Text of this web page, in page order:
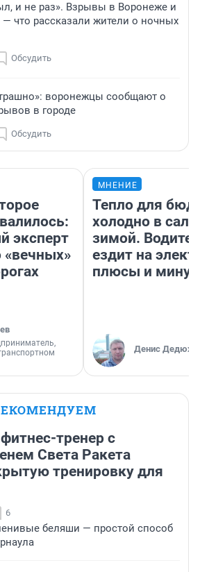
и не раз». Взрывы в Воронеже и
— что рассказали жители о ночных
Обсудить
воронежцы сообщают о
в городе
Обсудить
эксперт
«вечных»
МНЕНИЕ
Тепло для
холодно в
зимой.
ездит на
плюсы и
Денис
тренер с
Света Ракета
тренировку для
6
беляши — простой способ